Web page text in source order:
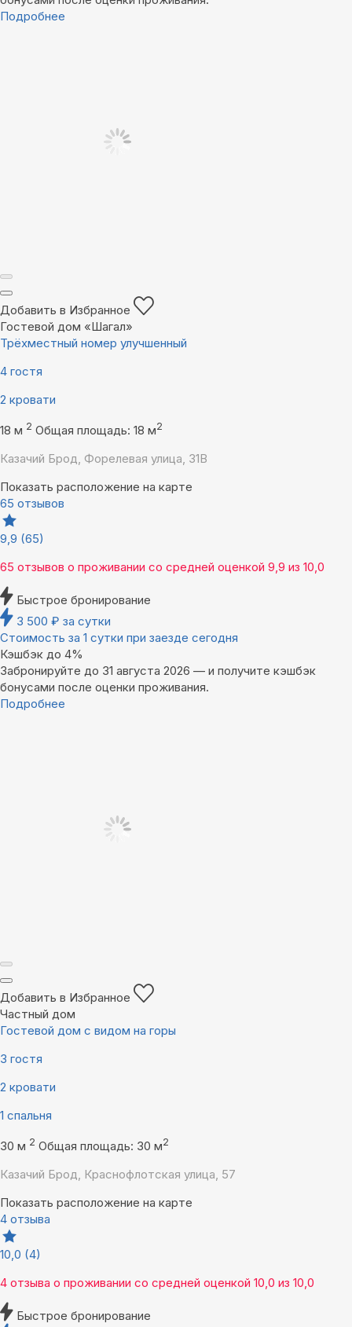
Подробнее
Добавить в Избранное
Гостевой дом «Шагал»
Трёхместный номер улучшенный
4 гостя
2 кровати
18 м 2 Общая площадь: 18 м2
Казачий Брод, Форелевая улица, 31В
Показать расположение на карте
65 отзывов
9,9 (65)
65 отзывов о проживании со средней оценкой 9,9 из 10,0
Быстрое бронирование
3 500 ₽ за сутки
Стоимость за 1 сутки при заезде сегодня
Кэшбэк до 4%
Забронируйте до 31 августа 2026 — и получите кэшбэк
бонусами после оценки проживания.
Подробнее
Добавить в Избранное
Частный дом
Гостевой дом с видом на горы
3 гостя
2 кровати
1 спальня
30 м 2 Общая площадь: 30 м2
Казачий Брод, Краснофлотская улица, 57
Показать расположение на карте
4 отзыва
10,0 (4)
4 отзыва о проживании со средней оценкой 10,0 из 10,0
Быстрое бронирование